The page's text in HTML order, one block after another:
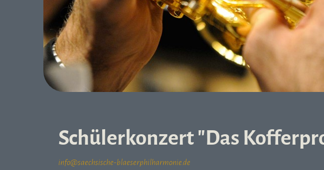
Schülerkonzert "Das